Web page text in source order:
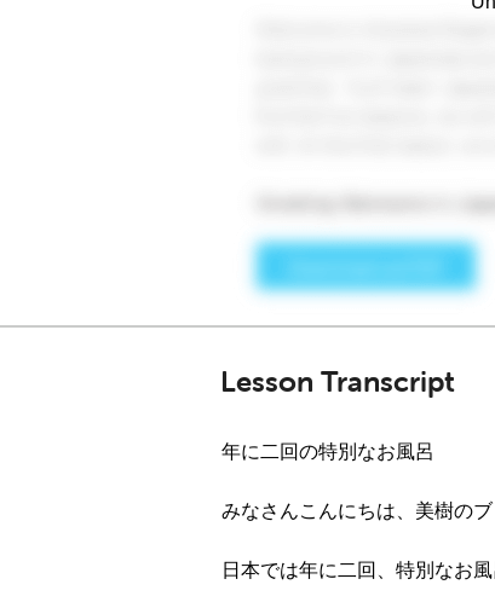
Lesson Transcript
年に二回の特別なお風呂
みなさんこんにちは、美樹のブ
日本では年に二回、特別なお